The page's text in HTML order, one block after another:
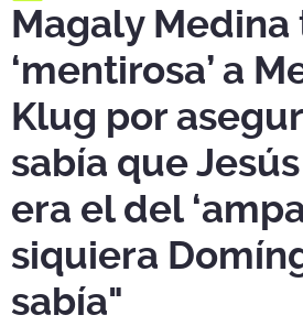
Magaly
‘mentirosa’ a
Klug por
sabía que
era el del
siquiera
sabía"